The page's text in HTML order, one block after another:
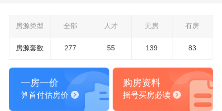
房源类型 全部 人才 无房 有房
房源套数 277 55 139 83
一房一价
算首付估房价
购房资料
摇号买房必读